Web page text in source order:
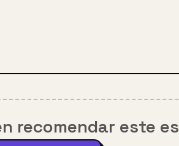
recomendar este